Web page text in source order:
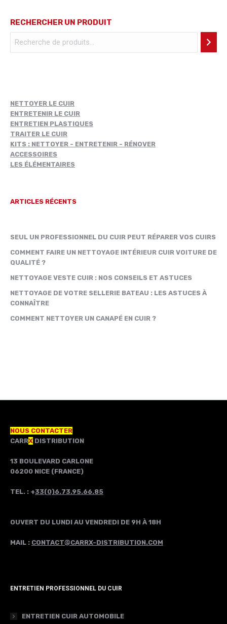
RECHERCHER UN PRODUIT
NETTOYER LE CUIR
ENTRETENIR LE CUIR
ENTRETIEN PLASTIQUES
TRAITER LE CUIR
KITS : NETTOYER - ENTRETENIR - RÉNOVER
ACCESSOIRES
LES ÉLÉMENTAIRES
ARTICLES RÉCENTS
SEUL UN PROFESSIONNEL DU CUIR PEUT RÉPARER VOS CUIRS
COMMENT FAIRE UN NETTOYAGE INTÉRIEUR CUIR VOITURE DE
QUALITÉ ?
NETTOYAGE VESTE CUIR : NOS CONSEILS ET ASTUCES
NETTOYAGE DE VOTRE SELLERIE BATEAU : LES ASTUCES À
CONNAÎTRE
COMMENT NETTOYER UN CANAPÉ EN CUIR ?
NOUS CONTACTER
CARRX DISTRIBUTION
13 BOULEVARD CARLONE
06200 NICE (FRANCE)
TEL. : +33(0)6.73.95.66.85
OUVERT DU LUNDI AU VENDREDI DE 9H À 18H
MAIL : CONTACT@CARRX-DISTRIBUTION.COM
ENTRETIEN PROFESSIONNEL DU CUIR
ENTRETIEN CUIR AUTOMOBILE